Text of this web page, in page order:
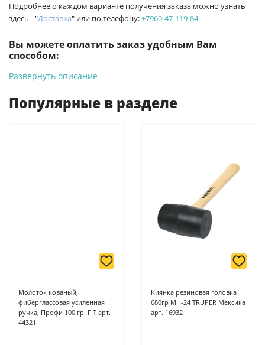
Подробнее о каждом варианте получения заказа можно узнать
здесь - "Доставка" или по телефону:+7960-47-119-84
Вы можете оплатить заказ удобным Вам
способом:
-Банковской картой на сайте ProffЭлектро. Данный вид
Для юридических лиц: переводом на расчетный счет при
Подробнее о способах оплаты можно узнать здесь - "Оплата"
Развернуть описание
Популярные в разделе
Молоток кованый,
фиберглассовая усиленная
ручка, Профи 100 гр. FIT арт.
44321
Киянка резиновая головка
680гр MH-24 TRUPER Мексика
арт. 16932